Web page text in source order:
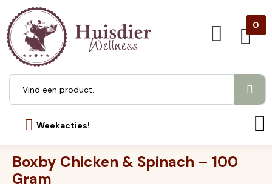
0
Weekacties!
Boxby Chicken & Spinach – 100
Gram